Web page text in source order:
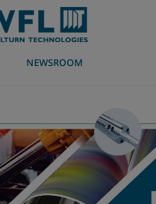
NEWSROOM